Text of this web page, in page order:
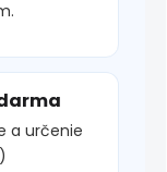
a určenie